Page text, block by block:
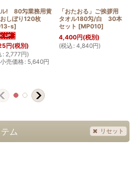
! 80匁業務用黄
しぼり120枚
s]
円(税別)
: 2,777円)
売価格: 5,640円
「おたおる」ご挨拶用
タオル180匁/白 30本
セット [MP010]
4,400円(税別)
(税込 : 4,840円)
ム リセット